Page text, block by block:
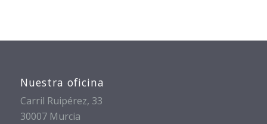
Nuestra oficina
Carril Ruipérez, 33
30007 Murcia